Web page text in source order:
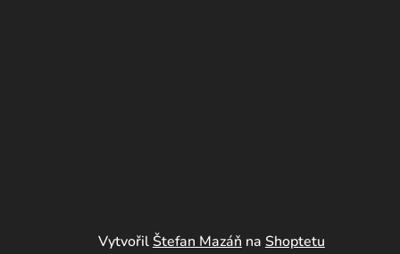
VytvořilŠtefan Mazáň na Shoptetu